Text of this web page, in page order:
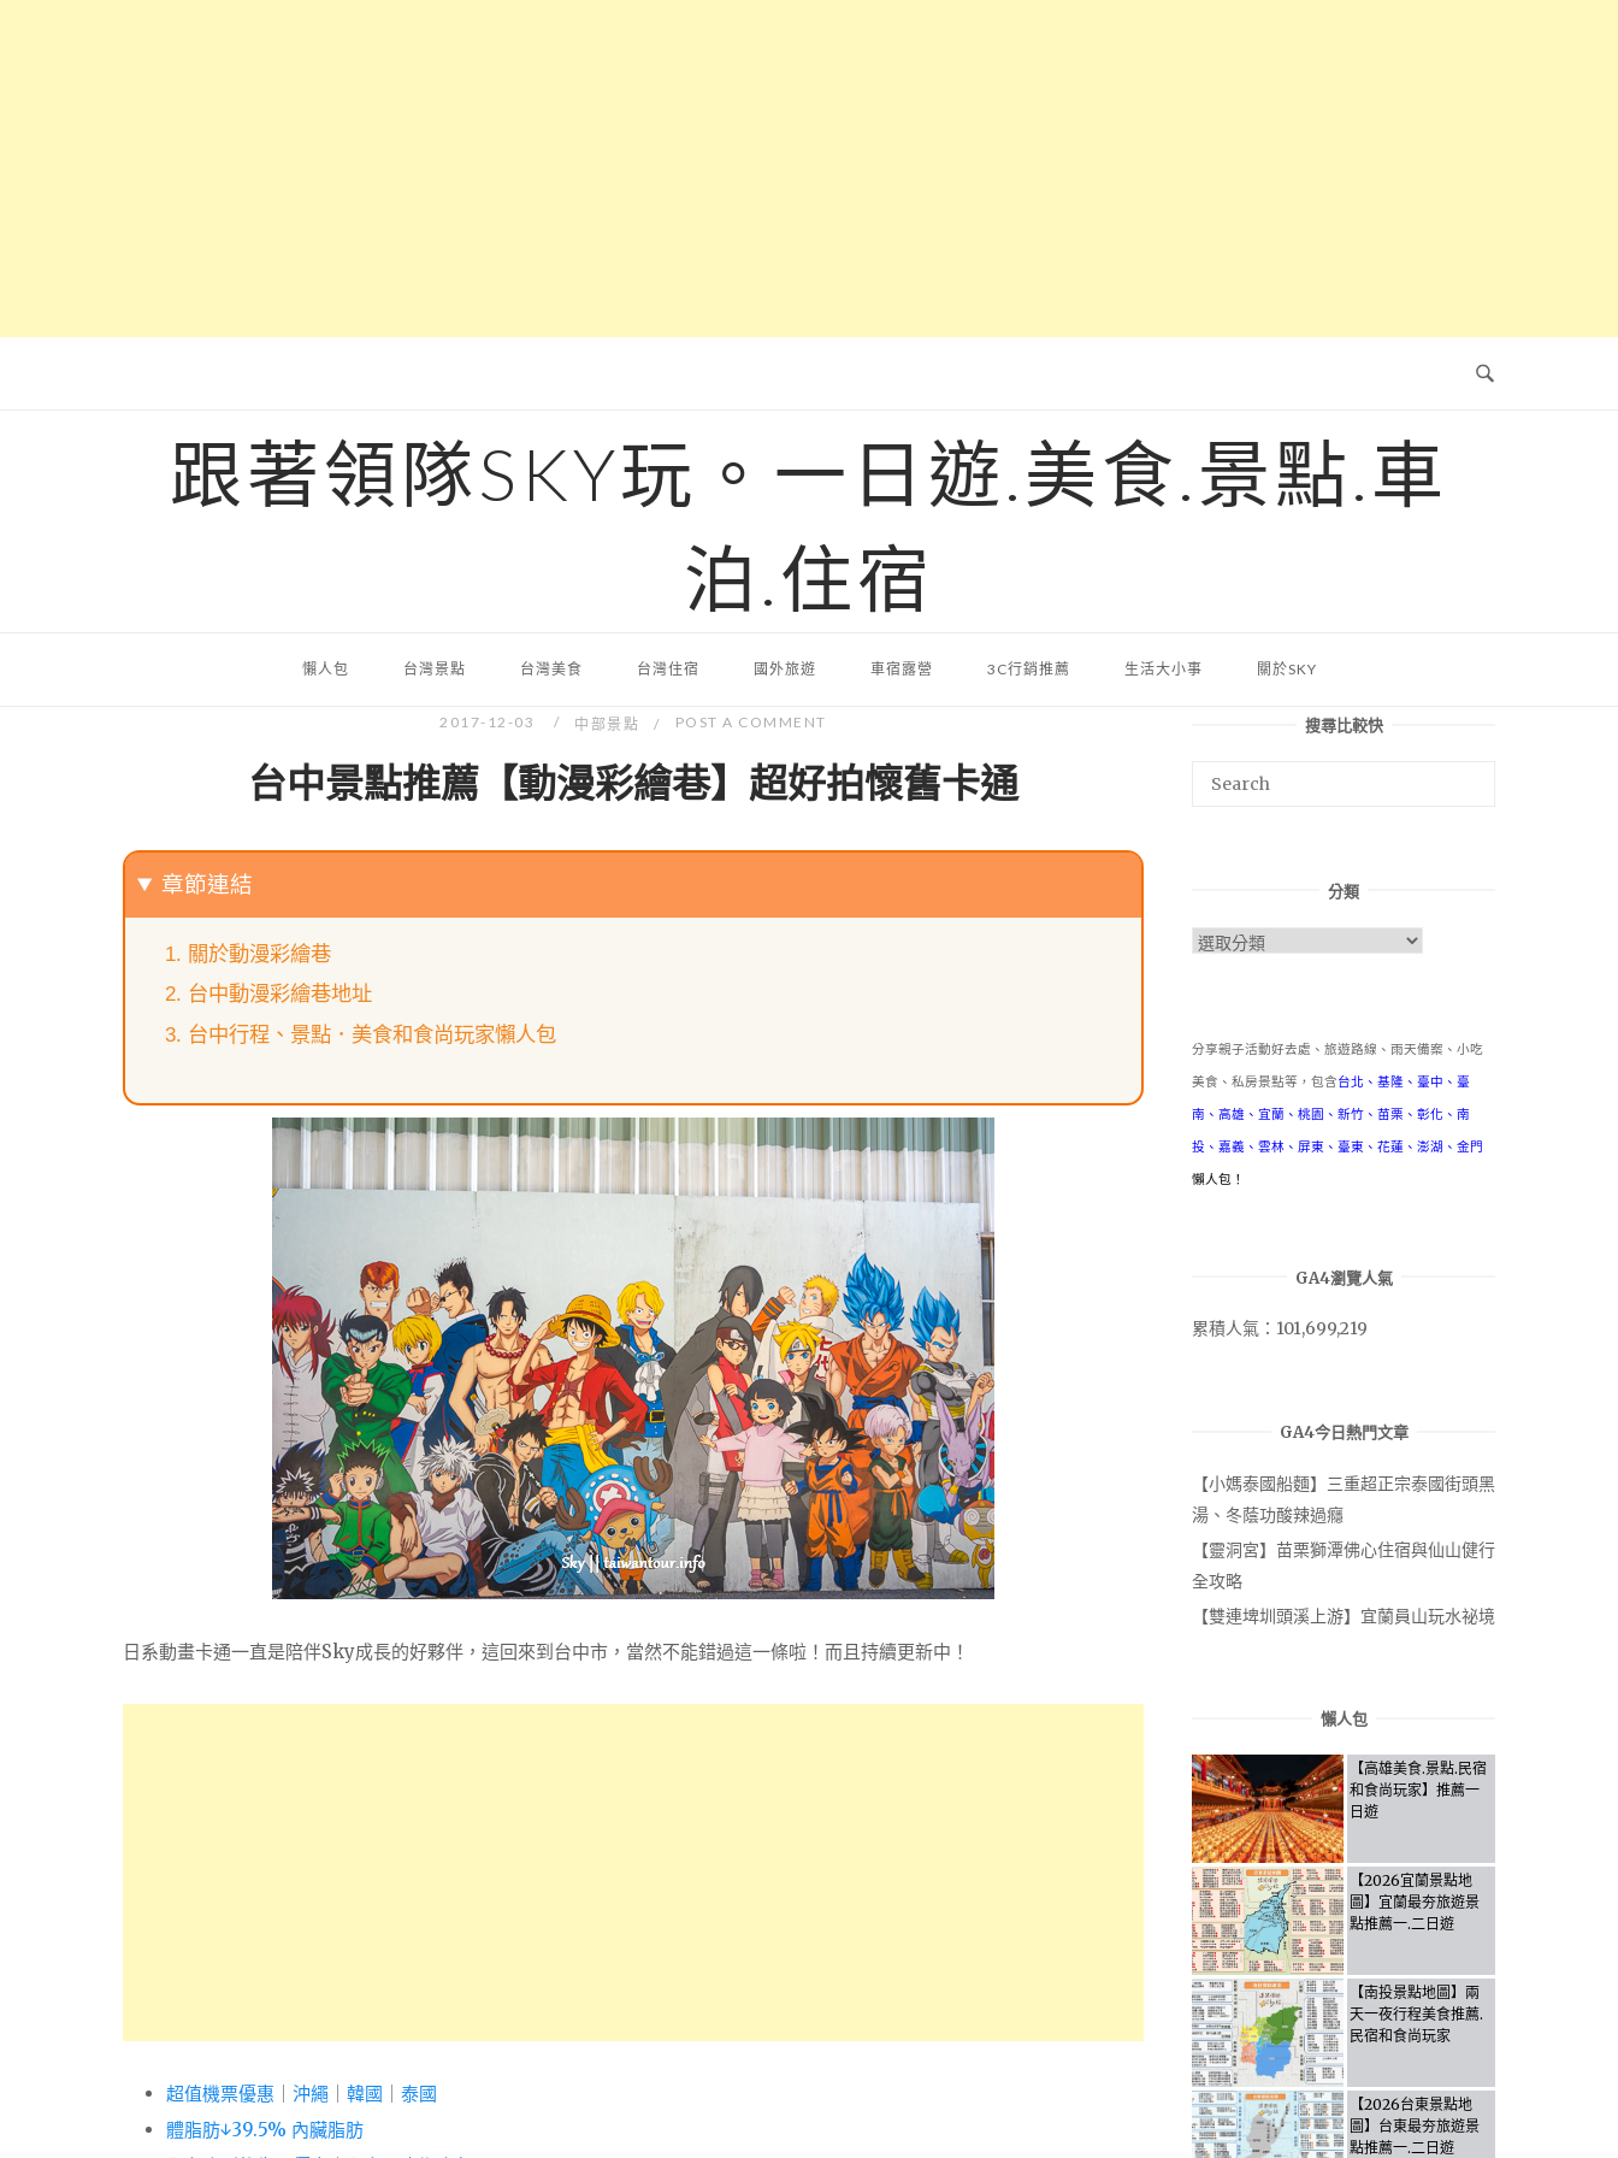
跟著領隊SKY玩。一日遊.美食.景點.車
泊.住宿
懶人包 台灣景點 台灣美食 台灣住宿 國外旅遊 車宿露營 3C行銷推薦 生活大小事 關於SKY
2017-12-03 中部景點 POST A COMMENT
台中景點推薦【動漫彩繪巷】超好拍懷舊卡通
章節連結
關於動漫彩繪巷
台中動漫彩繪巷地址
台中行程、景點．美食和食尚玩家懶人包
日系動畫卡通一直是陪伴Sky成長的好夥伴，這回來到台中市，當然不能錯過這一條啦！而且持續更新中！
超值機票優惠 沖繩 韓國
泰國
體脂肪↓39.5% 內臟脂肪
搜尋比較快
分類
分
分享親子活動好去處、旅遊路線、雨天備案、小吃
美食、私房景點等，包含台北 、 基隆 、 臺中 、 臺
南 、 高雄 、 宜蘭 、 桃園 、 新竹 、 苗栗 、 彰化 、 南
投 、 嘉義 、 雲林 、 屏東 、 臺東 、 花蓮 、 澎湖 、 金門
懶人包！
GA4瀏覽人氣
累積人氣：101,699,219
GA4今日熱門文章
【小媽泰國船麵】三重超正宗泰國街頭黑
湯、冬蔭功酸辣過癮
【靈洞宮】苗栗獅潭佛心住宿與仙山健行
全攻略
【雙連埤圳頭溪上游】宜蘭員山玩水祕境
懶人包
【高雄美食.景點.民宿
和食尚玩家】推薦一
日遊
【2026宜蘭景點地
圖】宜蘭最夯旅遊景
點推薦一.二日遊
【南投景點地圖】兩
天一夜行程美食推薦.
民宿和食尚玩家
【2026台東景點地
圖】台東最夯旅遊景
點推薦一.二日遊